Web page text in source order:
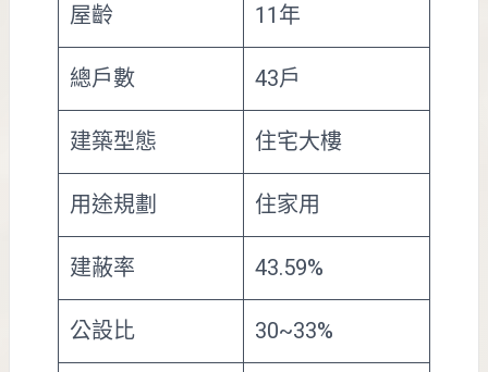
屋齡 11年
總戶數 43戶
建築型態 住宅大樓
用途規劃 住家用
建蔽率 43.59%
公設比 30~33%